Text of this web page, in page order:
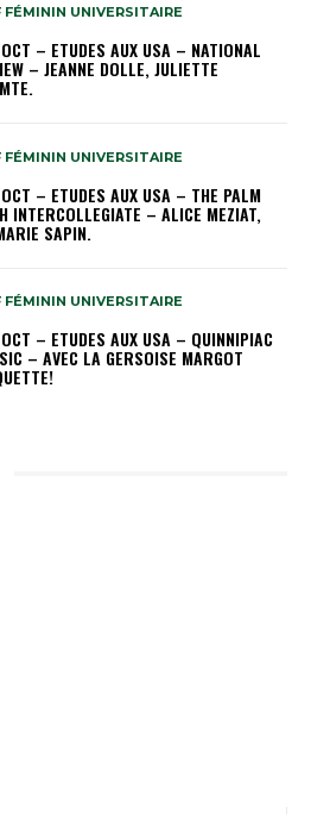
FÉMININ UNIVERSITAIRE
– ETUDES AUX USA – NATIONAL
– JEANNE DOLLE, JULIETTE
FÉMININ UNIVERSITAIRE
– ETUDES AUX USA – THE PALM
INTERCOLLEGIATE – ALICE MEZIAT,
SAPIN.
FÉMININ UNIVERSITAIRE
– ETUDES AUX USA – QUINNIPIAC
– AVEC LA GERSOISE MARGOT